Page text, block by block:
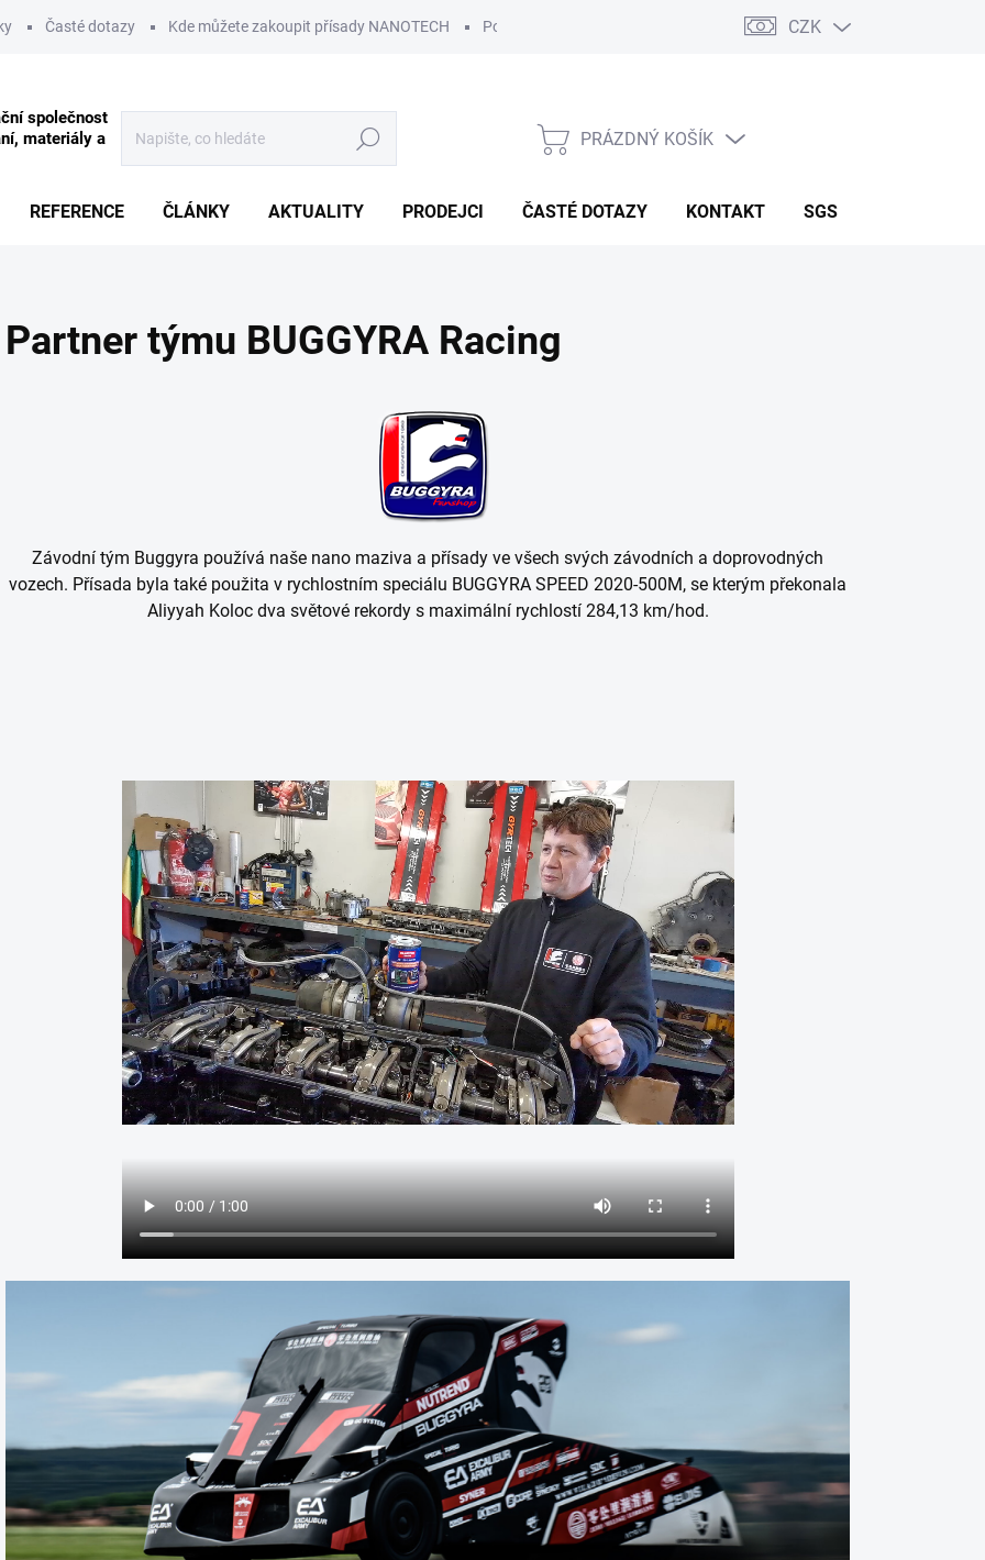
Časté dotazy Kde můžete zakoupit přísady NANOTECH Podpora Reference - strojírenství
CZK
Hledat NÁKUPNÍ KOŠÍK
PRÁZDNÝ KOŠÍK
REFERENCE ČLÁNKY AKTUALITY PRODEJCI ČASTÉ DOTAZY KONTAKT SGS
Partner týmu BUGGYRA Racing
Závodní tým Buggyra používá naše nano maziva a přísady ve všech svých závodních a doprovodných
vozech. Přísada byla také použita v rychlostním speciálu BUGGYRA SPEED 2020-500M, se kterým překonala
Aliyyah Koloc dva světové rekordy s maximální rychlostí 284,13 km/hod.